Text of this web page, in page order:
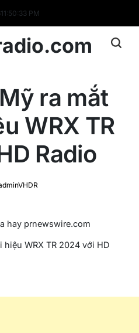
11:50:34 PM
ra mắt
WRX TR
Radio
hay prnewswire.com
hiệu WRX TR 2024 với HD